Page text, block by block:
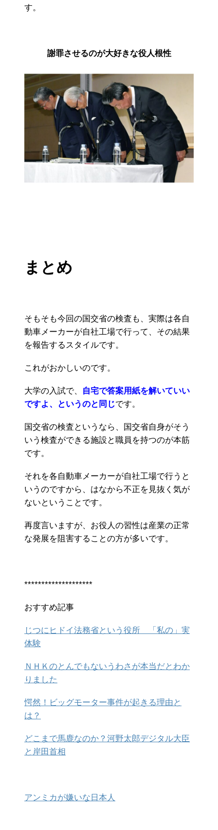
す。
謝罪させるのが大好きな役人根性
まとめ
そもそも今回の国交省の検査も、実際は各自
動車メーカーが自社工場で行って、その結果
を報告するスタイルです。
これがおかしいのです。
大学の入試で、
自宅で答案用紙を解いていい
ですよ、というのと同じです。
国交省の検査というなら、国交省自身がそう
いう検査ができる施設と職員を持つのが本筋
です。
それを各自動車メーカーが自社工場で行うと
いうのですから、はなから不正を見抜く気が
ないということです。
再度言いますが、お役人の習性は産業の正常
な発展を阻害することの方が多いです。
********************
おすすめ記事
じつにヒドイ法務省という役所 「私の」実
体験
ＮＨＫのとんでもないうわさが本当だとわか
りました
愕然！ビッグモーター事件が起きる理由と
は？
どこまで馬鹿なのか？河野太郎デジタル大臣
と岸田首相
アンミカが嫌いな日本人